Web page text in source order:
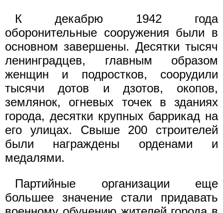
К декабрю 1942 года
оборонительные сооружения были в
основном завершены. Десятки тысяч
ленинградцев, главным образом
женщин и подростков, соорудили
тысячи дотов и дзотов, окопов,
землянок, огневых точек в зданиях
города, десятки крупных баррикад на
его улицах. Свыше 200 строителей
были награждены орденами и
медалями.
Партийные организации еще
большее значение стали придавать